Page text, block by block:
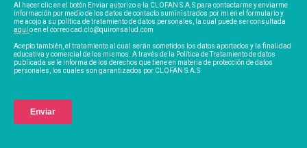
Al hacer clic en el botón Enviar autorizo a la CLOFAN S.A.S para contactarme y enviarme
información por medio de los datos de contacto suministrados por mi en el formulario y
me acojo a su política de tratamiento de datos personales, la cual puede ser consultada
aquío en el correo cad.clo@quironsalud.com
Acepto también, el tratamiento al cual serán sometidos los datos aportados y la finalidad
educativa y comercial de los mismos. A través de la Política de Tratamiento de datos
publicada se le informa de los derechos que tiene en materia de protección de datos
personales, los cuales son garantizados por CLOFAN S.A.S